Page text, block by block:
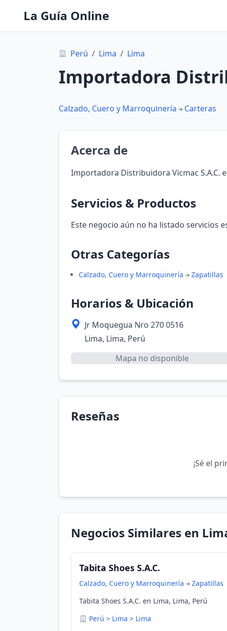
La Guía Online
Perú / Lima / Lima
Importadora
Calzado, Cuero y Marroquinería Carteras
Acerca de
Importadora Distribuidora Vicmac S.A.C.
Servicios & Productos
Este negocio aún no ha listado servicios
Otras Categorías
Calzado, Cuero y Marroquinería Zapatillas
Horarios & Ubicación
Jr Moquegua Nro 270 0516
Lima, Lima, Perú
Mapa no disponible
Reseñas
¡Sé el
Negocios Similares en
Tabita Shoes S.A.C.
Calzado, Cuero y Marroquinería
Zapatillas
Tabita Shoes S.A.C. en Lima, Lima, Perú
Perú > Lima > Lima